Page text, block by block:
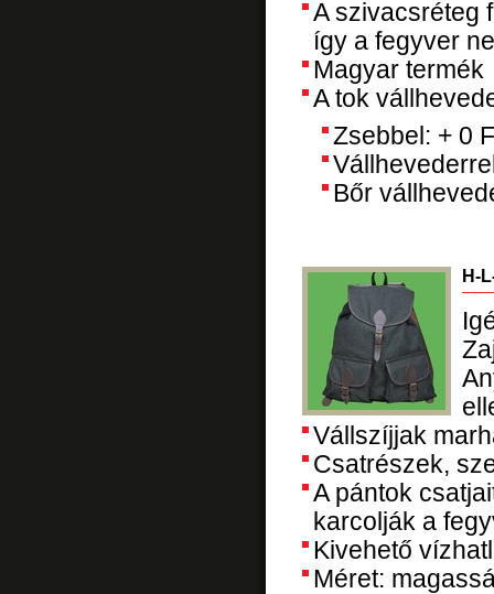
A szivacsréteg
így a fegyver
Magyar termék
A tok
Zsebbel: + 0
Bőr
H-
Vállszíjjak
Csatrészek,
A pántok
karcolják a
Kivehető
Méret: